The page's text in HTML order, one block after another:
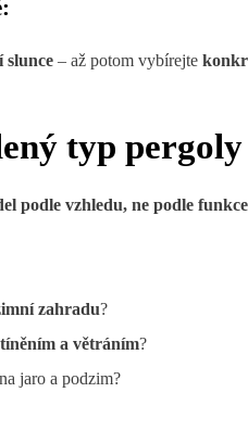
slunce – až potom vybírejte
typ pergoly
podle vzhledu, ne podle funkce
zahradu?
a větráním?
jaro a podzim?